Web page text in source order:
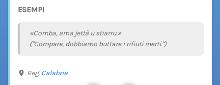
ESEMPI
«Comba, ama jettà u stiarru.»
("Compare, dobbiamo buttare i rifiuti inerti.")
Reg. Calabria